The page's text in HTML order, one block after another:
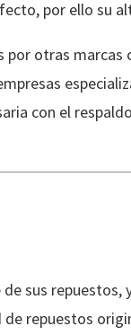
por ello su
por otras
con el
sus repuestos,
repuestos